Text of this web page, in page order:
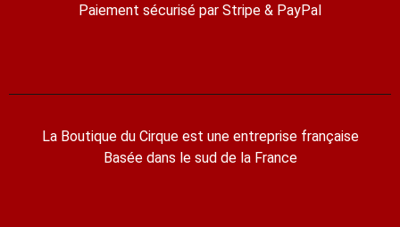
Paiement sécurisé par Stripe & PayPal
La Boutique du Cirque est une entreprise française
Basée dans le sud de la France